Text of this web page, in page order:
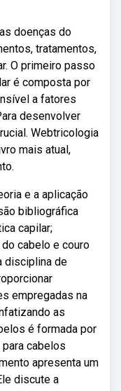
doenças do
tratamentos,
O primeiro passo
é composta por
a fatores
desenvolver
Webtricologia
mais atual,
e a aplicação
bibliográfica
capilar;
cabelo e couro
disciplina de
empregadas na
as
é formada por
cabelos
apresenta um
discute a